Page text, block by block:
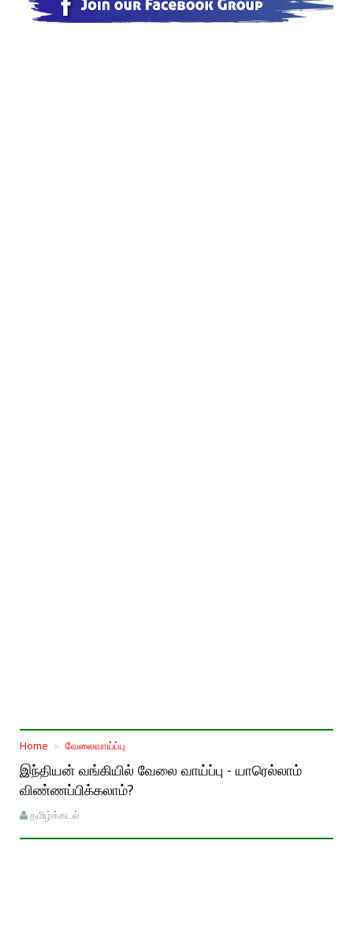
Home வேலைவாய்ப்பு
இந்தியன் வங்கியில் வேலை வாய்ப்பு - யாரெல்லாம்
விண்ணப்பிக்கலாம்?
தமிழ்க்கடல்